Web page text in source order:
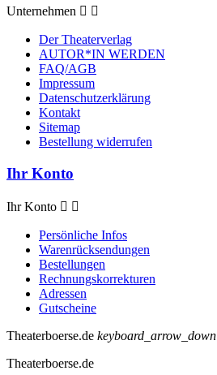
Unternehmen  
Der Theaterverlag
AUTOR*IN WERDEN
FAQ/AGB
Impressum
Datenschutzerklärung
Kontakt
Sitemap
Bestellung widerrufen
Ihr Konto
Ihr Konto  
Persönliche Infos
Warenrücksendungen
Bestellungen
Rechnungskorrekturen
Adressen
Gutscheine
Theaterboerse.de keyboard_arrow_down
Theaterboerse.de